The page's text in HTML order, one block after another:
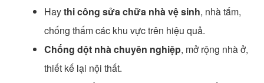
Haythi công sửa chữa nhà vệ sinh, nhà tắm,
chống thấm các khu vực trên hiệu quả.
Chống dột nhà chuyên nghiệp, mở rộng nhà ở,
thiết kế lại nội thất.